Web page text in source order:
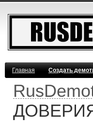
Главная Создать